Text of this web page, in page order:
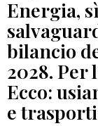
Energia,
bilancio
2028. Per
Ecco:
e trasporti